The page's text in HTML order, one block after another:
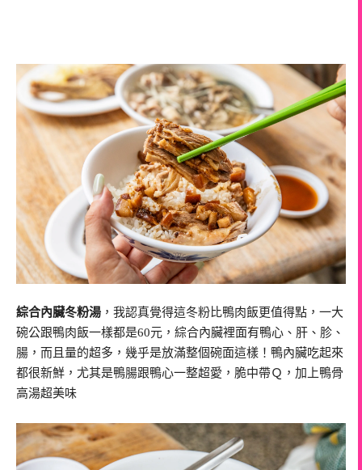
綜合內臟冬粉湯 ，我認真覺得這冬粉比鴨肉飯更值得點，一大
碗公跟鴨肉飯一樣都是60元，綜合內臟裡面有鴨心、肝、胗、
腸，而且量的超多，幾乎是放滿整個碗面這樣！鴨內臟吃起來
都很新鮮，尤其是鴨腸跟鴨心一整超愛，脆中帶Ｑ，加上鴨骨
高湯超美味